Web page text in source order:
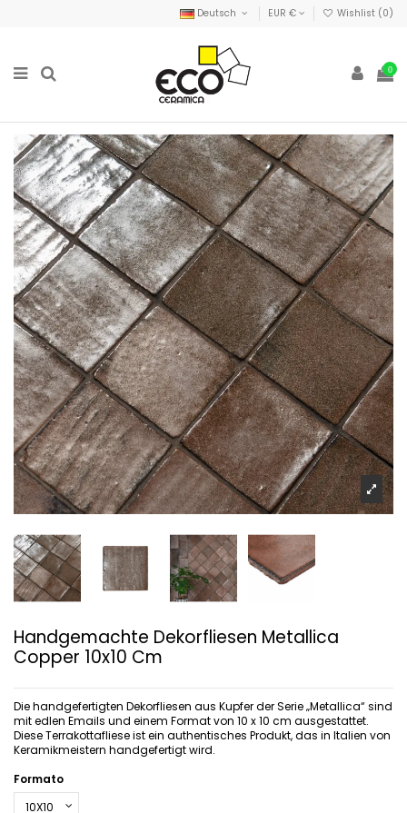
Deutsch EUR € Wishlist (0)
0
Handgemachte Dekorfliesen Metallica
Copper 10x10 Cm
Die handgefertigten Dekorfliesen aus Kupfer der Serie „Metallica“ sind
mit edlen Emails und einem Format von 10 x 10 cm ausgestattet.
Diese Terrakottafliese ist ein authentisches Produkt, das in Italien von
Keramikmeistern handgefertigt wird.
Formato